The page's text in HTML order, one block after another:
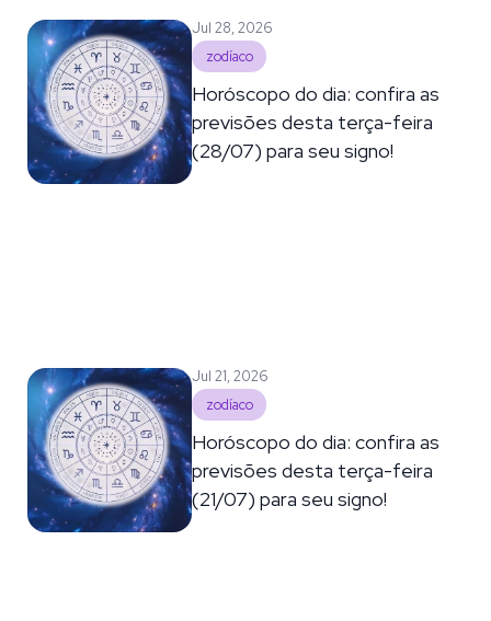
Jul 28, 2026
zodíaco
Horóscopo do dia: confira as
previsões desta terça-feira
(28/07) para seu signo!
Jul 21, 2026
zodíaco
Horóscopo do dia: confira as
previsões desta terça-feira
(21/07) para seu signo!